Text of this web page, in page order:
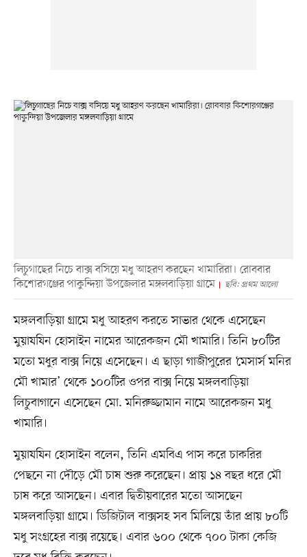
লিচুগাছের নিচে বাক্স বসিয়ে মধু আহরণ করছেন খামারিরা। রোববার
কিশোরগঞ্জের পাকুন্দিয়া উপজেলার মঙ্গলবাড়িয়া গ্রামে
ছবি: প্রথম আলো
মঙ্গলবাড়িয়া গ্রামে মধু আহরণ করতে সাভার থেকে এসেছেন
মুয়াযযিন হোসাইন নামের আরেকজন মৌ খামারি। তিনি ৮০টির
মতো মধুর বাক্স নিয়ে এসেছেন। এ ছাড়া গাজীপুরের ‘মেসার্স মনির
মৌ খামার’ থেকে ১০০টির ওপর বাক্স নিয়ে মঙ্গলবাড়িয়া
লিচুবাগানে এসেছেন মো. মনিরুজ্জামান নামে আরেকজন মধু
খামারি।
মুয়াযযিন হোসাইন বলেন, তিনি এমবিএ পাস করে চাকরির
পেছনে না দৌড়ে মৌ চাষ শুরু করেছেন। প্রায় ১৪ বছর ধরে মৌ
চাষ করে আসছেন। এবার দ্বিতীয়বারের মতো আসছেন
মঙ্গলবাড়িয়া গ্রামে। ডিজিটাল বাক্সসহ সব মিলিয়ে তাঁর প্রায় ৮০টি
মধু সংগ্রহের বাক্স রয়েছে। এবার ৬০০ থেকে ৭০০ টাকা কেজি